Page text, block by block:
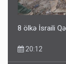
14:14
8 ölkə İsraili
20:12